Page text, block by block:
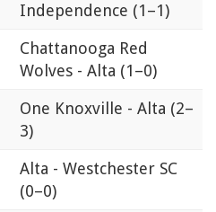
Independence (1–1)
Chattanooga Red
Wolves - Alta (1–0)
One Knoxville - Alta (2–
3)
Alta - Westchester SC
(0–0)